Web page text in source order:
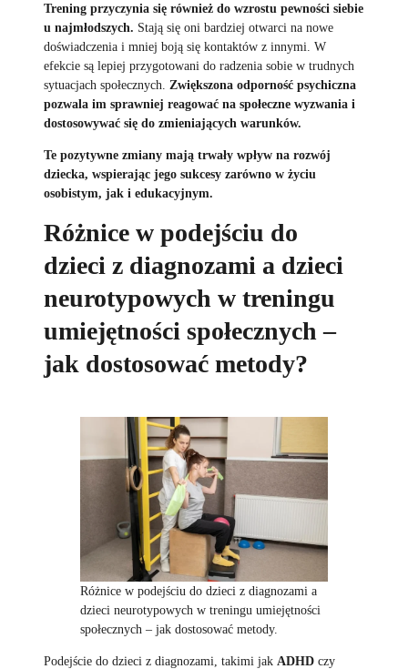
Trening przyczynia się również do wzrostu pewności siebie
u najmłodszych. Stają się oni bardziej otwarci na nowe
doświadczenia i mniej boją się kontaktów z innymi. W
efekcie są lepiej przygotowani do radzenia sobie w trudnych
sytuacjach społecznych. Zwiększona odporność psychiczna
pozwala im sprawniej reagować na społeczne wyzwania i
dostosowywać się do zmieniających warunków.
Te pozytywne zmiany mają trwały wpływ na rozwój
dziecka, wspierając jego sukcesy zarówno w życiu
osobistym, jak i edukacyjnym.
Różnice w podejściu do
dzieci z diagnozami a dzieci
neurotypowych w treningu
umiejętności społecznych –
jak dostosować metody?
Różnice w podejściu do dzieci z diagnozami a
dzieci neurotypowych w treningu umiejętności
społecznych – jak dostosować metody.
Podejście do dzieci z diagnozami, takimi jak ADHD czy